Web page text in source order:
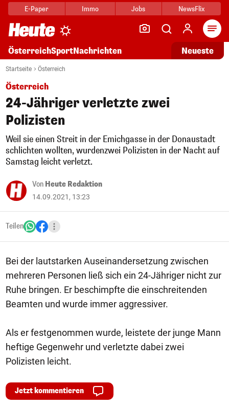
E-Paper Immo Jobs NewsFlix
ÖsterreichSportNachrichten Neueste
Startseite Österreich
Österreich
24-Jähriger verletzte zwei
Polizisten
Weil sie einen Streit in der Emichgasse in der Donaustadt
schlichten wollten, wurdenzwei Polizisten in der Nacht auf
Samstag leicht verletzt.
Von Heute Redaktion
14.09.2021, 13:23
Teilen
Bei der lautstarken Auseinandersetzung zwischen
mehreren Personen ließ sich ein 24-Jähriger nicht zur
Ruhe bringen. Er beschimpfte die einschreitenden
Beamten und wurde immer aggressiver.
Als er festgenommen wurde, leistete der junge Mann
heftige Gegenwehr und verletzte dabei zwei
Polizisten leicht.
Jetzt kommentieren